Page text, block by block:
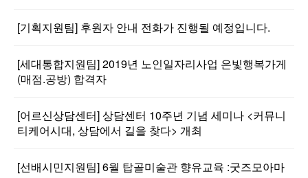
[기획지원팀] 후원자 안내 전화가 진행될 예정입니다.
[세대통합지원팀] 2019년 노인일자리사업 은빛행복가게
(매점.공방) 합격자
[어르신상담센터] 상담센터 10주년 기념 세미나 <커뮤니
티케어시대, 상담에서 길을 찾다> 개최
[선배시민지원팀] 6월 탑골미술관 향유교육 :굿즈모아마